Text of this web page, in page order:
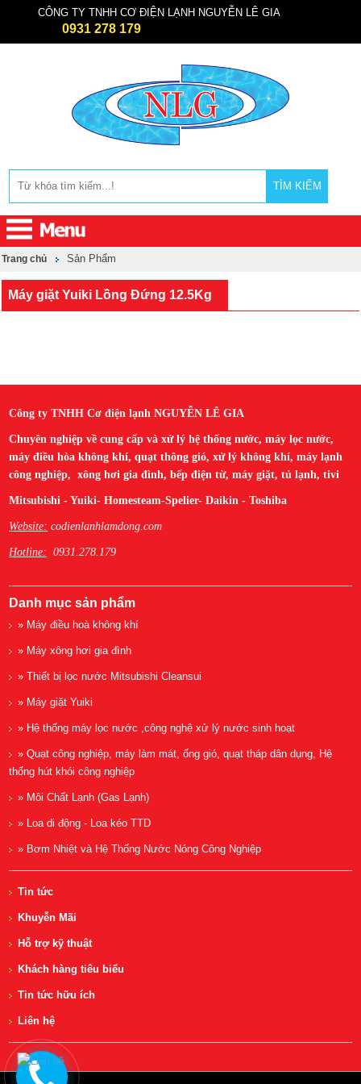
CÔNG TY TNHH CƠ ĐIỆN LẠNH NGUYỄN LÊ GIA
0931 278 179
TÌM KIẾM
Trang chủ Sản Phẩm
Máy giặt Yuiki Lồng Đứng 12.5Kg
Công ty TNHH Cơ điện lạnh NGUYỄN LÊ GIA
Chuyên nghiệp về cung cấp và xử lý hệ thống nước, máy lọc nước,
máy điều hòa không khí, quạt thông gió, xử lý không khí, máy lạnh
công nghiệp, xông hơi gia đình, bếp điện từ, máy giặt, tủ lạnh, tivi
Mitsubishi - Yuiki- Homesteam-Spelier- Daikin - Toshiba
Website: codienlanhlamdong.com
Hotline: 0931.278.179
Danh mục sản phẩm
» Máy điều hoà không khí
» Máy xông hơi gia đình
» Thiết bị lọc nước Mitsubishi Cleansui
» Máy giặt Yuiki
» Hệ thống máy lọc nước ,công nghệ xử lý nước sinh hoạt
» Quạt công nghiệp, máy làm mát, ống gió, quạt tháp dân dụng, Hệ
thống hút khói công nghiệp
» Môi Chất Lạnh (Gas Lạnh)
» Loa di động - Loa kéo TTD
» Bơm Nhiệt và Hệ Thống Nước Nóng Công Nghiệp
Tin tức
Khuyễn Mãi
Hỗ trợ kỹ thuật
Khách hàng tiêu biểu
Tin tức hữu ích
Liên hệ